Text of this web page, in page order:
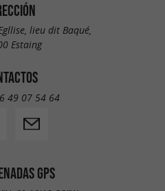
lieu dit Baqué,
Estaing
49 07 54 64
GPS